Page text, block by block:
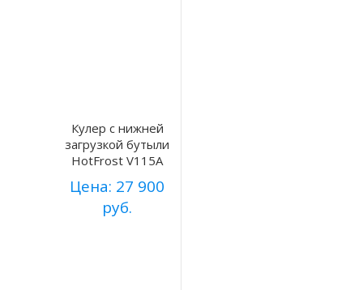
Кулер с нижней
загрузкой бутыли
HotFrost V115A
Цена: 27 900
руб.